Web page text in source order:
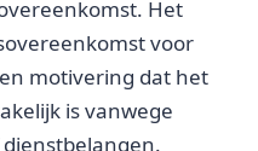
Het
voor
motivering dat het
is vanwege